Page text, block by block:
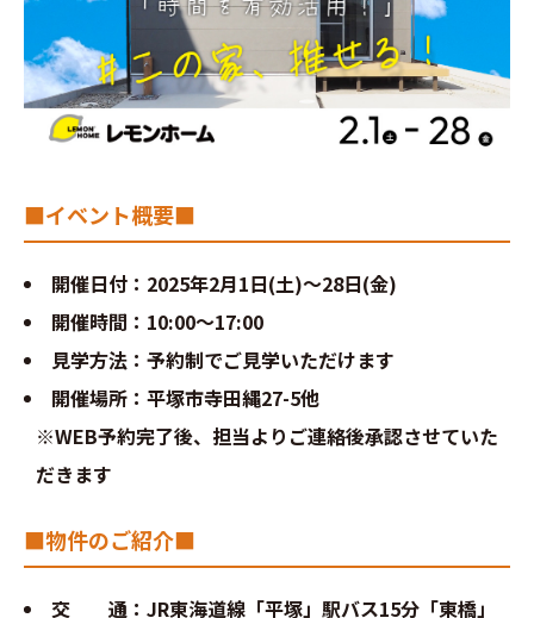
∟宿泊体験予約
∟内覧予約
∟ご宿泊体験者フォト
分譲情報
∟新規分譲住宅
∟土地分譲
不動産管理 売買・賃貸仲介
中古物件買取サイト
企業情報・アクセス
∟レモンホームの取り組み
■イベント概要■
開催日付：2025年2月1日(土)～28日(金)
開催時間：10:00～17:00
見学方法：予約制でご見学いただけます
開催場所：平塚市寺田縄27-5他
※WEB予約完了後、担当よりご連絡後承認させていた
だきます
■物件のご紹介■
交 通：JR東海道線「平塚」駅バス15分「東橋」